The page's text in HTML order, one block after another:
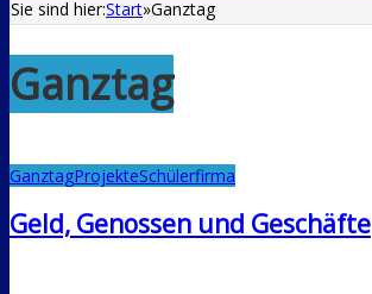
Sie sind hier:Start»Ganztag
Ganztag
GanztagProjekteSchülerfirma
Geld, Genossen und Geschäfte